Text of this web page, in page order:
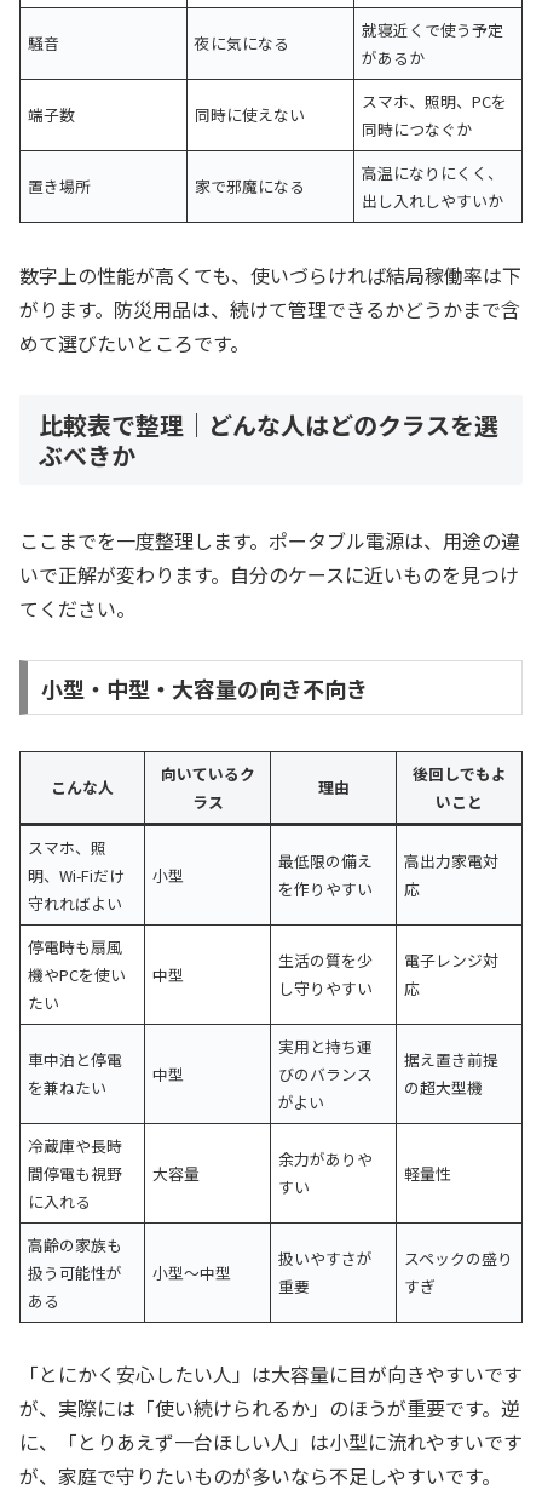
騒音 夜に気になる
就寝近くで使う予定
があるか
端子数 同時に使えない
スマホ、照明、PCを
同時につなぐか
置き場所 家で邪魔になる
高温になりにくく、
出し入れしやすいか
数字上の性能が高くても、使いづらければ結局稼働率は下
がります。防災用品は、続けて管理できるかどうかまで含
めて選びたいところです。
比較表で整理｜どんな人はどのクラスを選
ぶべきか
ここまでを一度整理します。ポータブル電源は、用途の違
いで正解が変わります。自分のケースに近いものを見つけ
てください。
小型・中型・大容量の向き不向き
こんな人
向いているク
ラス
理由
後回しでもよ
いこと
スマホ、照
明、Wi-Fiだけ
守れればよい
小型
最低限の備え
を作りやすい
高出力家電対
応
停電時も扇風
機やPCを使い
たい
中型
生活の質を少
し守りやすい
電子レンジ対
応
車中泊と停電
を兼ねたい
中型
実用と持ち運
びのバランス
がよい
据え置き前提
の超大型機
冷蔵庫や長時
間停電も視野
に入れる
大容量
余力がありや
すい
軽量性
高齢の家族も
扱う可能性が
ある
小型〜中型
扱いやすさが
重要
スペックの盛り
すぎ
「とにかく安心したい人」は大容量に目が向きやすいです
が、実際には「使い続けられるか」のほうが重要です。逆
に、「とりあえず一台ほしい人」は小型に流れやすいです
が、家庭で守りたいものが多いなら不足しやすいです。